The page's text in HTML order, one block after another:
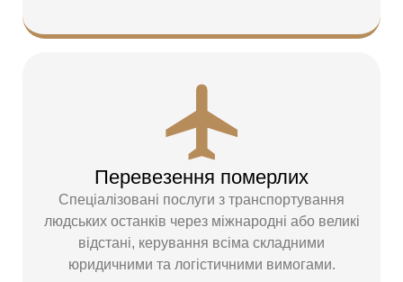
Перевезення померлих
Спеціалізовані послуги з транспортування
людських останків через міжнародні або великі
відстані, керування всіма складними
юридичними та логістичними вимогами.